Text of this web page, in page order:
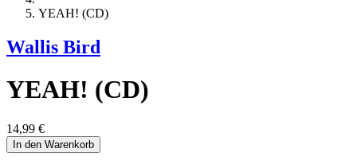
YEAH! (CD)
Wallis Bird
YEAH! (CD)
14,99 €
In den Warenkorb